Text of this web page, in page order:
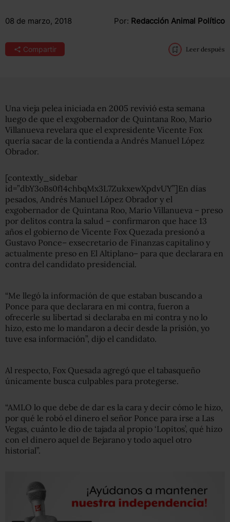
08 de marzo, 2018 Por: Redacción Animal Político
Compartir Leer después
Una vieja pelea iniciada en 2005 revivió esta semana
luego de que el exgobernador de Quintana Roo, Mario
Villanueva revelara que el expresidente Vicente Fox
quería sacar de la contienda a Andrés Manuel López
Obrador.
[contextly_sidebar
id=”dbY3oBs0f14chbqMx3L7ZukxewXpdvUY”]En días
pesados, Andrés Manuel López Obrador y el
exgobernador de Quintana Roo, Mario Villanueva – preso
por delitos contra la salud – confirmaron que hace 13
años el gobierno de Vicente Fox Quezada presionó a
Gustavo Ponce– exsecretario de Finanzas capitalino y
actualmente preso en El Altiplano– para que declarara en
contra del candidato presidencial.
“Me llegó la información de que estaban buscando a
Ponce para que declarara en mi contra, fueron a
ofrecerle su libertad si declaraba en mi contra y no lo
hizo, esto me lo mandaron a decir desde la prisión, yo
tuve esa información”, dijo el candidato.
Al respecto, Fox Quesada agregó que el tabasqueño
únicamente busca culpables para protegerse.
“AMLO lo que debe de dar es la cara y decir cómo le hizo,
por qué le robó el dinero el señor Ponce para irse a Las
Vegas, cuánto le dio de tajada al propio ‘Lopitos’, qué hizo
con el dinero aquel de Bejarano y todo aquel otro
historial”.